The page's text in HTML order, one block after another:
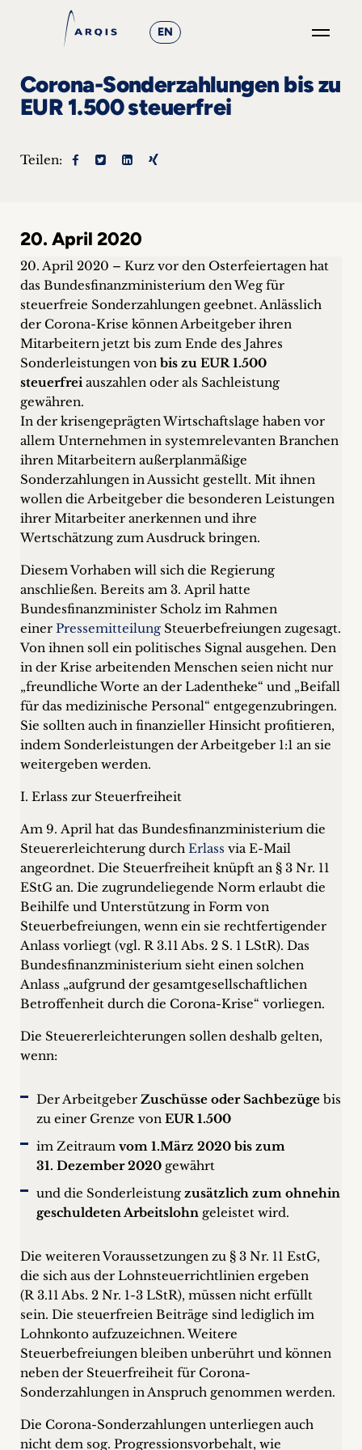
EN
+
&
Events
+
Karriere
+
Blog
&
Podcasts
+
Team
Philosophie
Presseanfragen
Kontakt
Corona-Sonderzahlungen bis zu
EUR 1.500 steuerfrei
Teilen:
20. April 2020
20. April 2020 – Kurz vor den Osterfeiertagen hat
das Bundesfinanzministerium den Weg für
steuerfreie Sonderzahlungen geebnet. Anlässlich
der Corona-Krise können Arbeitgeber ihren
Mitarbeitern jetzt bis zum Ende des Jahres
Sonderleistungen von bis zu EUR 1.500
steuerfrei auszahlen oder als Sachleistung
gewähren.
In der krisengeprägten Wirtschaftslage haben vor
allem Unternehmen in systemrelevanten Branchen
ihren Mitarbeitern außerplanmäßige
Sonderzahlungen in Aussicht gestellt. Mit ihnen
wollen die Arbeitgeber die besonderen Leistungen
ihrer Mitarbeiter anerkennen und ihre
Wertschätzung zum Ausdruck bringen.
Diesem Vorhaben will sich die Regierung
anschließen. Bereits am 3. April hatte
Bundesfinanzminister Scholz im Rahmen
einer Pressemitteilung Steuerbefreiungen zugesagt.
Von ihnen soll ein politisches Signal ausgehen. Den
in der Krise arbeitenden Menschen seien nicht nur
„freundliche Worte an der Ladentheke“ und „Beifall
für das medizinische Personal“ entgegenzubringen.
Sie sollten auch in finanzieller Hinsicht profitieren,
indem Sonderleistungen der Arbeitgeber 1:1 an sie
weitergeben werden.
I. Erlass zur Steuerfreiheit
Am 9. April hat das Bundesfinanzministerium die
Steuererleichterung durch Erlass via E-Mail
angeordnet. Die Steuerfreiheit knüpft an § 3 Nr. 11
EStG an. Die zugrundeliegende Norm erlaubt die
Beihilfe und Unterstützung in Form von
Steuerbefreiungen, wenn ein sie rechtfertigender
Anlass vorliegt (vgl. R 3.11 Abs. 2 S. 1 LStR). Das
Bundesfinanzministerium sieht einen solchen
Anlass „aufgrund der gesamtgesellschaftlichen
Betroffenheit durch die Corona-Krise“ vorliegen.
Die Steuererleichterungen sollen deshalb gelten,
wenn:
Der Arbeitgeber Zuschüsse oder Sachbezüge bis
zu einer Grenze von EUR 1.500
im Zeitraum vom 1.März 2020 bis zum
31. Dezember 2020 gewährt
und die Sonderleistung zusätzlich zum ohnehin
geschuldeten Arbeitslohn geleistet wird.
Die weiteren Voraussetzungen zu § 3 Nr. 11 EstG,
die sich aus der Lohnsteuerrichtlinien ergeben
(R 3.11 Abs. 2 Nr. 1-3 LStR), müssen nicht erfüllt
sein. Die steuerfreien Beiträge sind lediglich im
Lohnkonto aufzuzeichnen. Weitere
Steuerbefreiungen bleiben unberührt und können
neben der Steuerfreiheit für Corona-
Sonderzahlungen in Anspruch genommen werden.
Die Corona-Sonderzahlungen unterliegen auch
nicht dem sog. Progressionsvorbehalt, wie